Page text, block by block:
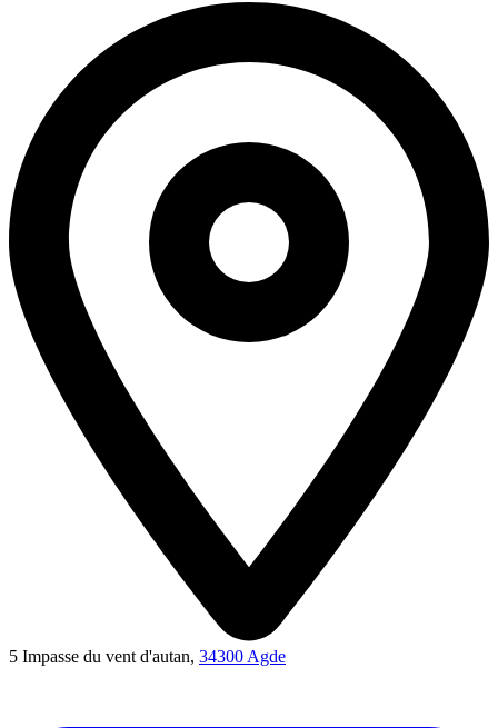
5 Impasse du vent d'autan, 34300 Agde